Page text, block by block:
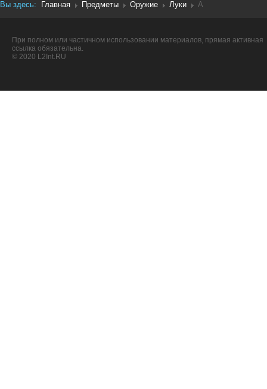
Вы здесь: Главная Предметы Оружие Луки A
При полном или частичном использовании материалов, прямая активная
ссылка обязательна.
© 2020 L2Int.RU